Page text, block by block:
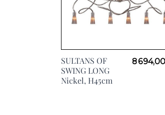
SULTANS OF
SWING LONG
Nickel, H45cm
8